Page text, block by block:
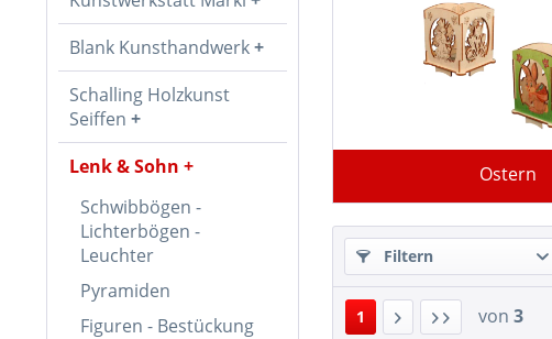
Blank Kunsthandwerk
Schalling Holzkunst
Seiffen
Lenk & Sohn
Schwibbögen -
Lichterbögen -
Leuchter
Pyramiden
Figuren - Bestückung
Ostern
Filtern
1 von 3